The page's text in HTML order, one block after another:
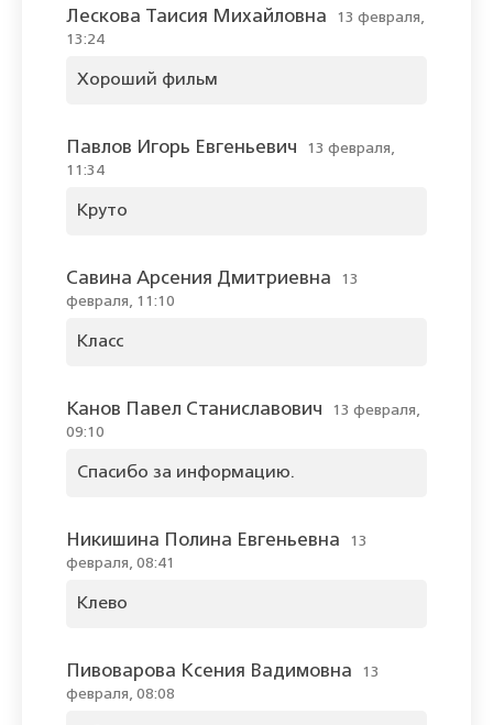
Лескова Таисия Михайловна
13 февраля,
13:24
Хороший фильм
Павлов Игорь Евгеньевич
13 февраля,
11:34
Круто
Савина Арсения Дмитриевна
13
февраля, 11:10
Класс
Канов Павел Станиславович
13 февраля,
09:10
Спасибо за информацию.
Никишина Полина Евгеньевна
13
февраля, 08:41
Клево
Пивоварова Ксения Вадимовна
13
февраля, 08:08